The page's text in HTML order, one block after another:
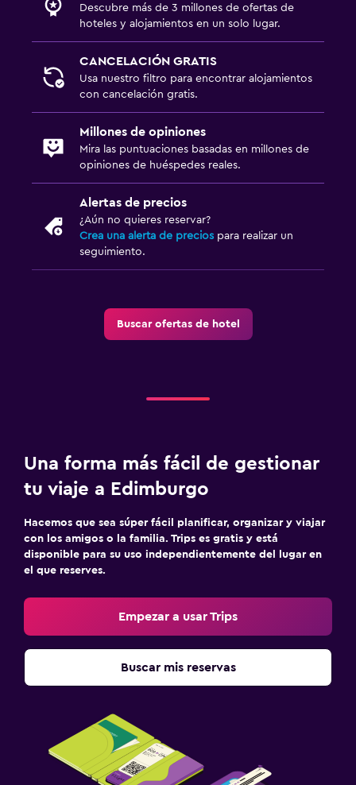
Descubre más de 3 millones de ofertas de
hoteles y alojamientos en un solo lugar.
CANCELACIÓN GRATIS
Usa nuestro filtro para encontrar alojamientos
con cancelación gratis.
Millones de opiniones
Mira las puntuaciones basadas en millones de
opiniones de huéspedes reales.
Alertas de precios
¿Aún no quieres reservar?
Crea una alerta de precios para realizar un
seguimiento.
Buscar ofertas de hotel
Una forma más fácil de gestionar
tu viaje a Edimburgo
Hacemos que sea súper fácil planificar, organizar y viajar
con los amigos o la familia. Trips es gratis y está
disponible para su uso independientemente del lugar en
el que reserves.
Empezar a usar Trips
Buscar mis reservas